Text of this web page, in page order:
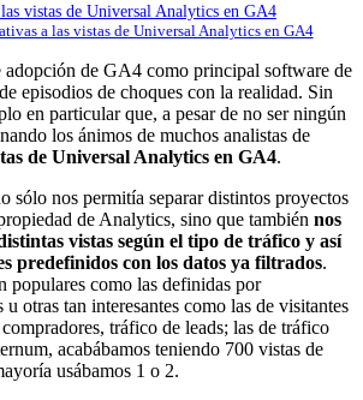
vistas de Universal Analytics en GA4
a las vistas de Universal Analytics en GA4
adopción de GA4 como principal software de
episodios de choques con la realidad. Sin
en particular que, a pesar de no ser ningún
los ánimos de muchos analistas de
de Universal Analytics en GA4.
sólo nos permitía separar distintos proyectos
de Analytics, sino que también nos
vistas según el tipo de tráfico y así
predefinidos con los datos ya filtrados.
populares como las definidas por
u otras tan interesantes como las de visitantes
tráfico de leads; las de tráfico
acabábamos teniendo 700 vistas de
usábamos 1 o 2.